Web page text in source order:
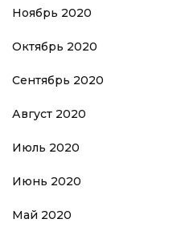
Ноябрь 2020
Октябрь 2020
Сентябрь 2020
Август 2020
Июль 2020
Июнь 2020
Май 2020